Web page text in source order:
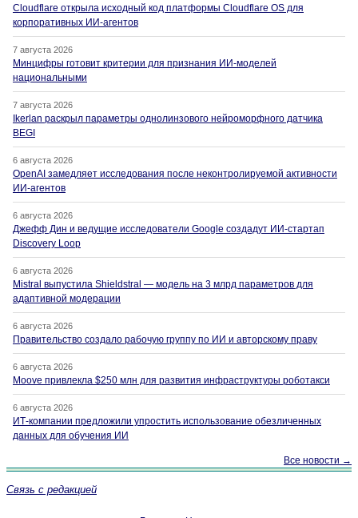
Cloudflare открыла исходный код платформы Cloudflare OS для
корпоративных ИИ-агентов
7 августа 2026
Минцифры готовит критерии для признания ИИ-моделей
национальными
7 августа 2026
Ikerlan раскрыл параметры однолинзового нейроморфного датчика
BEGI
6 августа 2026
OpenAI замедляет исследования после неконтролируемой активности
ИИ-агентов
6 августа 2026
Джефф Дин и ведущие исследователи Google создадут ИИ-стартап
Discovery Loop
6 августа 2026
Mistral выпустила Shieldstral — модель на 3 млрд параметров для
адаптивной модерации
6 августа 2026
Правительство создало рабочую группу по ИИ и авторскому праву
6 августа 2026
Moove привлекла $250 млн для развития инфраструктуры роботакси
6 августа 2026
ИТ-компании предложили упростить использование обезличенных
данных для обучения ИИ
Все новости →
Связь с редакцией